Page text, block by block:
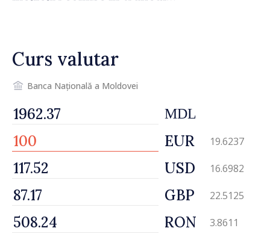
Curs valutar
Banca Națională a Moldovei
MDL
EUR 19.6237
USD 16.6982
GBP 22.5125
RON 3.8611